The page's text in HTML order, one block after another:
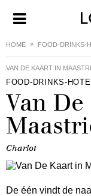
HOME FOOD-DRINKS-
VAN DE KAART IN
FOOD-DRINKS-
Van
Charlot
De één vindt de